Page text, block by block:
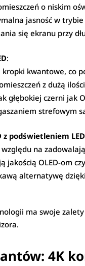
o niskim
jasność w
się ekranu przy
:
kropki kwantowe, co
z dużą
głębokiej czerni jak
strefowym
z podświetleniem LED
na
jakością OLED-om
alternatywę
ma swoje
4K